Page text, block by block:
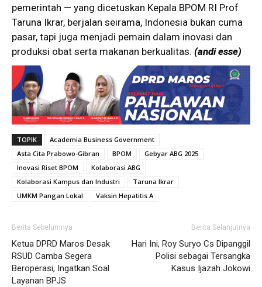
pemerintah — yang dicetuskan Kepala BPOM RI Prof
Taruna Ikrar, berjalan seirama, Indonesia bukan cuma
pasar, tapi juga menjadi pemain dalam inovasi dan
produksi obat serta makanan berkualitas. (andi esse)
TOPIK
Academia Business Government
Asta Cita Prabowo-Gibran
BPOM
Gebyar ABG 2025
Inovasi Riset BPOM
Kolaborasi ABG
Kolaborasi Kampus dan Industri
Taruna Ikrar
UMKM Pangan Lokal
Vaksin Hepatitis A
Berita Sebelumnya
Ketua DPRD Maros Desak
RSUD Camba Segera
Beroperasi, Ingatkan Soal
Layanan BPJS
Berita Selanjutnya
Hari Ini, Roy Suryo Cs Dipanggil
Polisi sebagai Tersangka
Kasus Ijazah Jokowi